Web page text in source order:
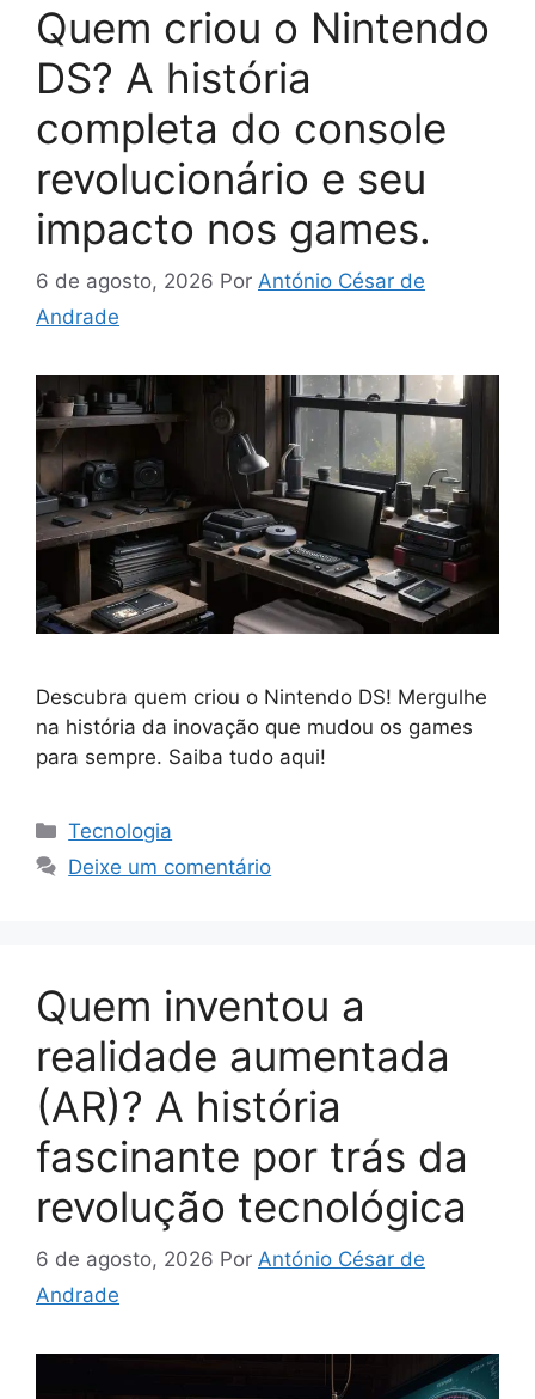
Quem criou o Nintendo
DS? A história
completa do console
revolucionário e seu
impacto nos games.
6 de agosto, 2026 Por António César de
Andrade
Descubra quem criou o Nintendo DS! Mergulhe
na história da inovação que mudou os games
para sempre. Saiba tudo aqui!
Categorias
Tecnologia
Deixe um comentário
Quem inventou a
realidade aumentada
(AR)? A história
fascinante por trás da
revolução tecnológica
6 de agosto, 2026 Por António César de
Andrade